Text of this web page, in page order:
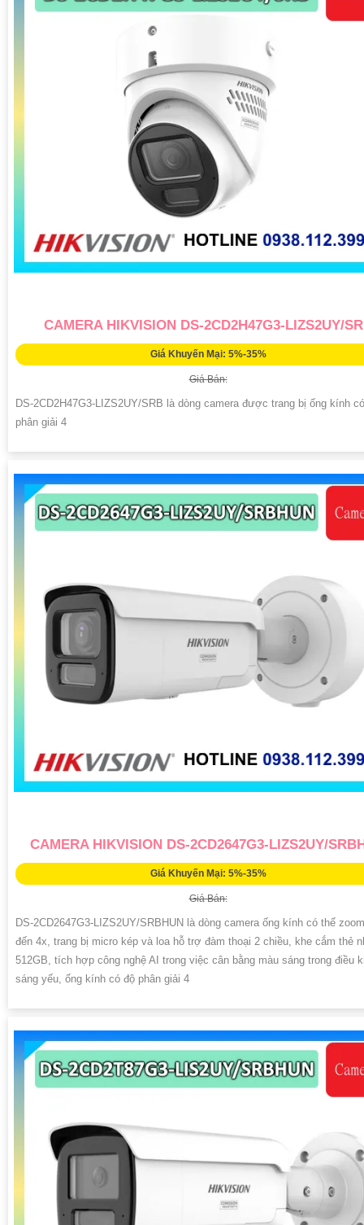
CAMERA HIKVISION DS-2CD2H47G3-LIZS2UY/
Giá Khuyến Mại: 5%-35%
Giá Bán:
DS-2CD2H47G3-LIZS2UY/SRB là dòng camera được trang bị ống kính
phân giải 4
CAMERA HIKVISION DS-2CD2647G3-LIZS2UY/
Giá Khuyến Mại: 5%-35%
Giá Bán:
DS-2CD2647G3-LIZS2UY/SRBHUN là dòng camera ống kính có thể
đến 4x, trang bị micro kép và loa hỗ trợ đàm thoại 2 chiều, khe cắm thẻ
512GB, tích hợp công nghệ AI trong việc cân bằng màu sáng trong điều
sáng yếu, ống kính có độ phân giải 4